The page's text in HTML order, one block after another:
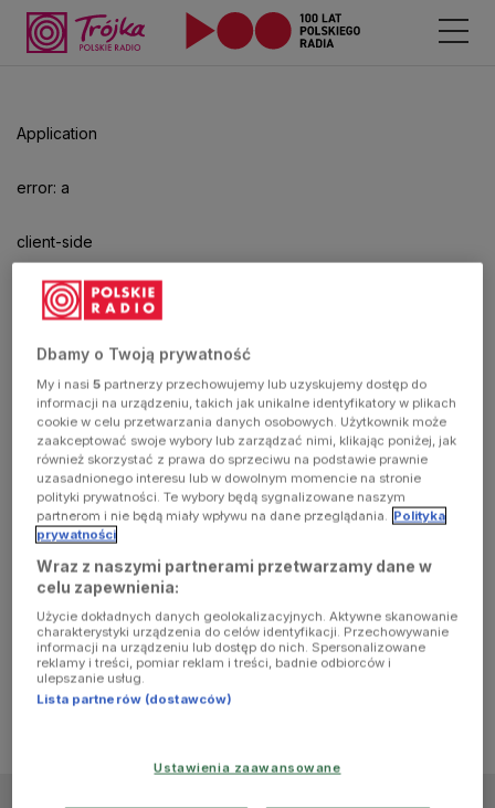
Application
error: a
client-side
exception
has
occurred
(see the
browser
console for
more
information)
aby
odtwarzać.
Dbamy o Twoją prywatność
My i nasi5 partnerzy przechowujemy lub uzyskujemy dostęp do
informacji na urządzeniu, takich jak unikalne identyfikatory w plikach
cookie w celu przetwarzania danych osobowych. Użytkownik może
zaakceptować swoje wybory lub zarządzać nimi, klikając poniżej, jak
również skorzystać z prawa do sprzeciwu na podstawie prawnie
uzasadnionego interesu lub w dowolnym momencie na stronie
polityki prywatności. Te wybory będą sygnalizowane naszym
partnerom i nie będą miały wpływu na dane przeglądania. Polityka
prywatności
Wraz z naszymi partnerami przetwarzamy dane w
celu zapewnienia:
Użycie dokładnych danych geolokalizacyjnych. Aktywne skanowanie
charakterystyki urządzenia do celów identyfikacji. Przechowywanie
informacji na urządzeniu lub dostęp do nich. Spersonalizowane
reklamy i treści, pomiar reklam i treści, badnie odbiorców i
ulepszanie usług.
Lista partnerów (dostawców)
Ustawienia zaawansowane